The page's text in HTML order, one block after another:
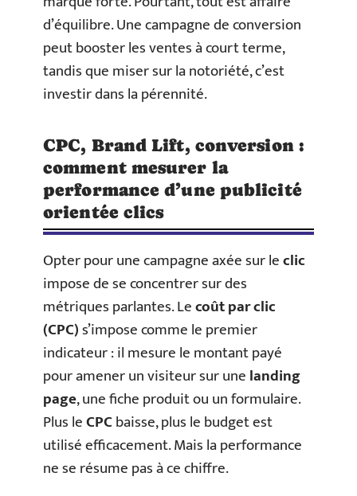
d’équilibre. Une campagne de conversion
peut booster les ventes à court terme,
tandis que miser sur la notoriété, c’est
investir dans la pérennité.
CPC, Brand Lift, conversion :
comment mesurer la
performance d’une publicité
orientée clics
Opter pour une campagne axée sur leclic
impose de se concentrer sur des
métriques parlantes. Lecoût par clic
(CPC)s’impose comme le premier
indicateur : il mesure le montant payé
pour amener un visiteur sur unelanding
page, une fiche produit ou un formulaire.
Plus leCPCbaisse, plus le budget est
utilisé efficacement. Mais la performance
ne se résume pas à ce chiffre.